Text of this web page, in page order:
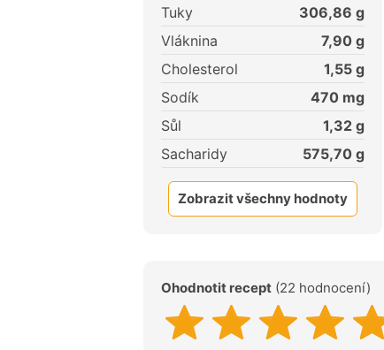
Tuky
306,86 g
Vláknina
7,90 g
Cholesterol
1,55 g
Sodík
470 mg
Sůl
1,32 g
Sacharidy
575,70 g
Zobrazit všechny hodnoty
Ohodnotit recept (22 hodnocení)